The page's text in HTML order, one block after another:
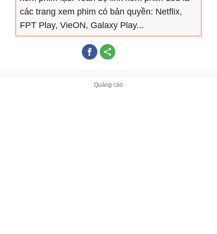
các trang xem phim có bản quyền: Netflix,
FPT Play, VieON, Galaxy Play...